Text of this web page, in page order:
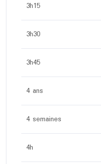
3h15
3h30
3h45
4 ans
4 semaines
4h